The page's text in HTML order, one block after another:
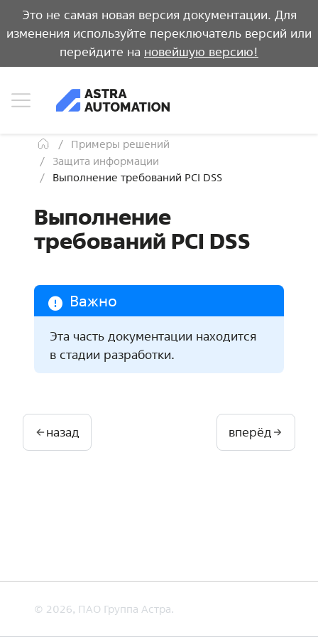
Это не самая новая версия документации. Для
изменения используйте переключатель версий или
перейдите на новейшую версию!
Примеры решений
Защита информации
Выполнение требований PCI DSS
Выполнение
требований PCI DSS
Важно
Эта часть документации находится
в стадии разработки.
назад вперёд
© 2026, ПАО Группа Астра.